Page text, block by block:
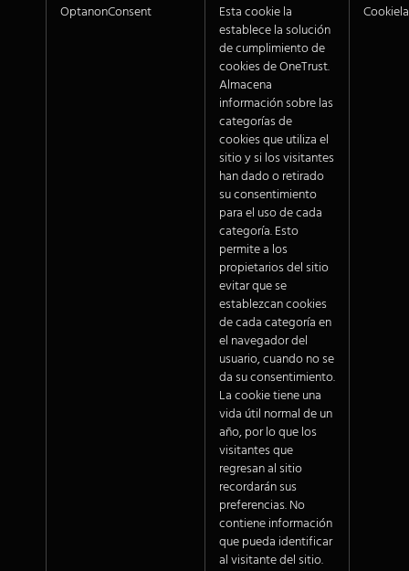
OptanonConsent
Esta cookie la
establece la solución
de cumplimiento de
cookies de OneTrust.
Almacena
información sobre las
categorías de
cookies que utiliza el
sitio y si los visitantes
han dado o retirado
su consentimiento
para el uso de cada
categoría. Esto
permite a los
propietarios del sitio
evitar que se
establezcan cookies
de cada categoría en
el navegador del
usuario, cuando no se
da su consentimiento.
La cookie tiene una
vida útil normal de un
año, por lo que los
visitantes que
regresan al sitio
recordarán sus
preferencias. No
contiene información
que pueda identificar
al visitante del sitio.